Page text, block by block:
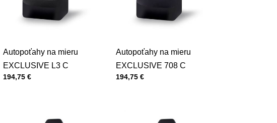
Autopoťahy na mieru
EXCLUSIVE L3 C
Cena s DPH
194,75 €
Autopoťahy na mieru
EXCLUSIVE 708 C
Cena s DPH
194,75 €